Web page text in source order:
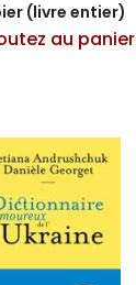
(livre entier)
au panier